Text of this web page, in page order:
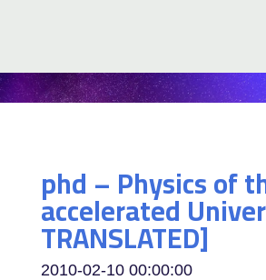
phd – Physics of
accelerated
TRANSLATED]
2010-02-10 00:00:00